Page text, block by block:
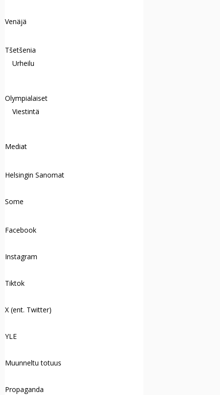
Venäjä
Tšetšenia
Urheilu
Olympialaiset
Viestintä
Mediat
Helsingin Sanomat
Some
Facebook
Instagram
Tiktok
X (ent. Twitter)
YLE
Muunneltu totuus
Propaganda